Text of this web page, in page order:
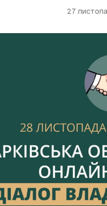
27